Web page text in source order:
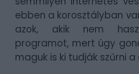
ebben a korosztályban
azok, akik nem
programot, mert úgy
maguk is ki tudják szűrni